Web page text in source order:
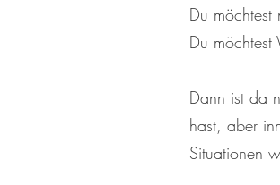
Du
Du
Dann ist da
hast, aber
Situationen